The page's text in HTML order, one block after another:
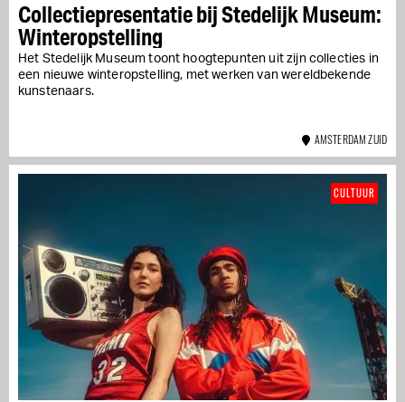
Collectiepresentatie bij Stedelijk Museum:
Winteropstelling
Het Stedelijk Museum toont hoogtepunten uit zijn collecties in
een nieuwe winteropstelling, met werken van wereldbekende
kunstenaars.
AMSTERDAM ZUID
CULTUUR